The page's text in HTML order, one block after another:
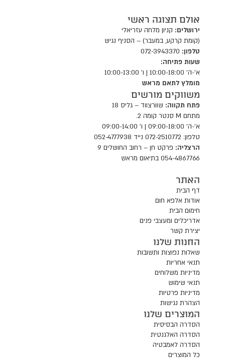
א
פ
ש
י
ת
ב
ע
מ
ו
ד
ה
אולם תצוגה ראשי
ירושלים: קניון מלחה עזריאלי
(קומת קרקע, במעבר) – הסניף נגיש
טלפון:
שעות פתיחה:
א'-ה' 10:00-18:00 | ו' 10:00-13:00
מומלץ לתאם מראש
משווקים מורשים
פתח תקווה: שוורצווד – גליס 18
מתחם M סנטר קומה 2.
א'-ה' 09:00-18:00 | ו' 09:00-14:00
טלפון: 072-2510772 נייד 052-4777938
הרצליה: פרקט חן – רחוב החושלים 9
054-4867766 בתיאום מראש
האתר
דף הבית
אודות אלפא חום
חימום הבית
אדריכלים ומעצבי פנים
יצירת קשר
החנות שלנו
שאלות נפוצות ותשובות
תנאי אחריות
מדיניות משלוחים
תנאי שימוש
מדיניות פרטיות
הצהרת נגישות
המוצרים שלנו
הסדרה הבסיסית
הסדרה האלגנטית
הסדרה לאמבטיה
כל המוצרים